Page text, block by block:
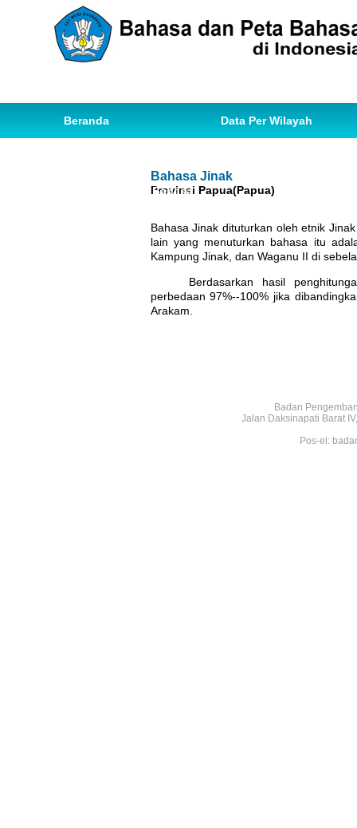
Beranda Data Per Wilayah
Ihwal Pemetaan Bahasa
Bahasa Jinak
Provinsi Papua(Papua)
Bahasa Jinak dituturkan oleh etnik
lain yang menuturkan bahasa itu
Kampung Jinak, dan Waganu II di
Berdasarkan hasil
perbedaan 97%--100% jika
Arakam.
Badan
Jalan Daksinapati Barat
Pos-el: